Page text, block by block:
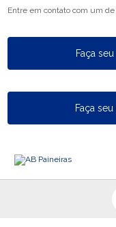
Entre em contato com um
Faça
Faça